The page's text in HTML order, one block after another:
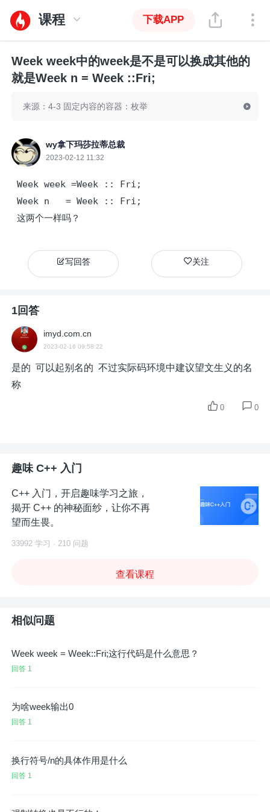
课程 下载APP
Week week中的week是不是可以换成其他的
就是Week n = Week ::Fri;
来源：4-3 固定内容的容器：枚举
wy拿下玛莎拉蒂总裁
2023-02-12 11:32
Week week =Week :: Fri;
Week n   = Week :: Fri;
这两个一样吗？
写回答 关注
1回答
imyd.com.cn
2023-02-16 09:58:22
是的 可以起别名的 不过实际码环境中建议望文生义的名
称
0
0
趣味 C++ 入门
C++ 入门，开启趣味学习之旅，
揭开 C++ 的神秘面纱，让你不再
望而生畏。
33992 学习 · 210 问题
查看课程
相似问题
Week week = Week::Fri;这行代码是什么意思？
回答 1
为啥week输出0
回答 1
换行符号/n的具体作用是什么
回答 1